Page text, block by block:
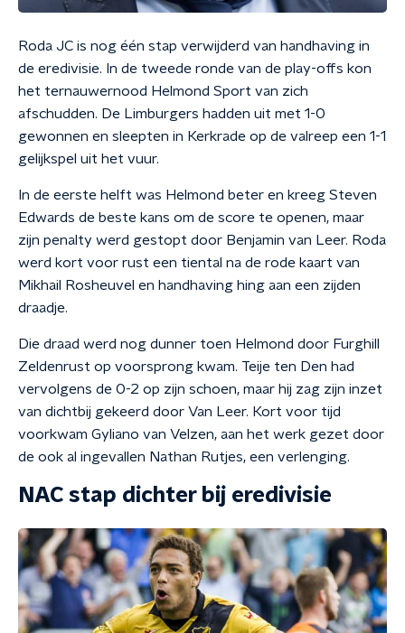
Roda JC is nog één stap verwijderd van handhaving in
de eredivisie. In de tweede ronde van de play-offs kon
het ternauwernood Helmond Sport van zich
afschudden. De Limburgers hadden uit met 1-0
gewonnen en sleepten in Kerkrade op de valreep een 1-1
gelijkspel uit het vuur.
In de eerste helft was Helmond beter en kreeg Steven
Edwards de beste kans om de score te openen, maar
zijn penalty werd gestopt door Benjamin van Leer. Roda
werd kort voor rust een tiental na de rode kaart van
Mikhail Rosheuvel en handhaving hing aan een zijden
draadje.
Die draad werd nog dunner toen Helmond door Furghill
Zeldenrust op voorsprong kwam. Teije ten Den had
vervolgens de 0-2 op zijn schoen, maar hij zag zijn inzet
van dichtbij gekeerd door Van Leer. Kort voor tijd
voorkwam Gyliano van Velzen, aan het werk gezet door
de ook al ingevallen Nathan Rutjes, een verlenging.
NAC stap dichter bij eredivisie